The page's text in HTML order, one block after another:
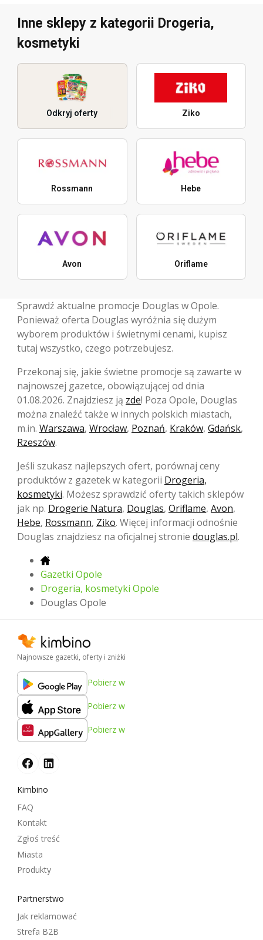
Inne sklepy z kategorii Drogeria,
kosmetyki
Odkryj oferty Ziko
Rossmann Hebe
Avon Oriflame
Sprawdź aktualne promocje Douglas w Opole.
Ponieważ oferta Douglas wyróżnia się dużym
wyborem produktów i świetnymi cenami, kupisz
tutaj wszystko, czego potrzebujesz.
Przekonaj się, jakie świetne promocje są zawarte w
najnowszej gazetce, obowiązującej od dnia
01.08.2026. Znajdziesz ją zde! Poza Opole, Douglas
można znaleźć także w innych polskich miastach,
m.in. Warszawa, Wrocław, Poznań, Kraków, Gdańsk,
Rzeszów.
Jeśli szukasz najlepszych ofert, porównaj ceny
produktów z gazetek w kategorii Drogeria,
kosmetyki. Możesz sprawdzić oferty takich sklepów
jak np. Drogerie Natura, Douglas, Oriflame, Avon,
Hebe, Rossmann, Ziko. Więcej informacji odnośnie
Douglas znajdziesz na oficjalnej stronie douglas.pl.
Gazetki Opole
Drogeria, kosmetyki Opole
Douglas Opole
Najnowsze gazetki, oferty i zniżki
Pobierz w
Pobierz w
Pobierz w
Kimbino
FAQ
Kontakt
Zgłoś treść
Miasta
Produkty
Partnerstwo
Jak reklamować
Strefa B2B